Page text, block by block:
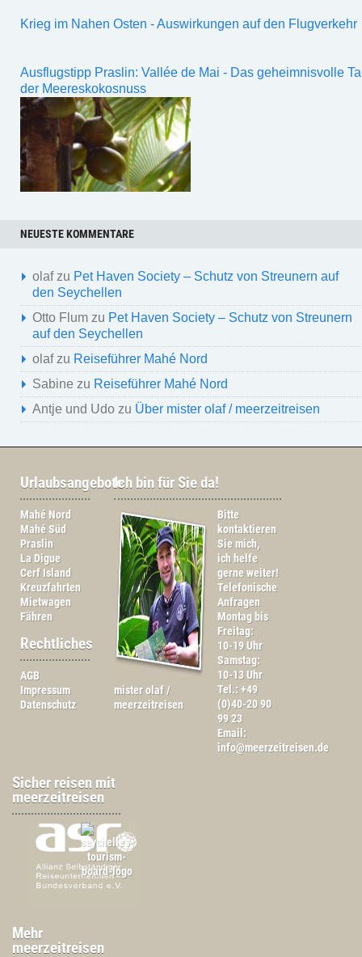
Krieg im Nahen Osten - Auswirkungen auf den Flugverkehr
Ausflugstipp Praslin: Vallée de Mai - Das geheimnisvolle
der Meereskokosnuss
NEUESTE KOMMENTARE
olafzu Pet Haven Society – Schutz von Streunern auf
den Seychellen
Otto Flum zu Pet Haven Society – Schutz von Streunern
auf den Seychellen
olafzu Reiseführer Mahé Nord
Sabine zu Reiseführer Mahé Nord
Antje und Udo zu Über mister olaf / meerzeitreisen
Urlaubsangebote
Mahé Nord
Mahé Süd
Praslin
La Digue
Cerf Island
Kreuzfahrten
Mietwagen
Fähren
Rechtliches
AGB
Impressum
Datenschutz
Ich bin für Sie da!
mister olaf /
meerzeitreisen
Bitte
kontaktieren
Sie mich,
ich helfe
gerne weiter!
Telefonische
Anfragen
Montag bis
Freitag:
10-19 Uhr
Samstag:
10-13 Uhr
Tel.: +49
(0)40-20 90
99 23
Email:
info@meerzeitreisen.de
Sicher reisen mit
meerzeitreisen
Mehr
meerzeitreisen